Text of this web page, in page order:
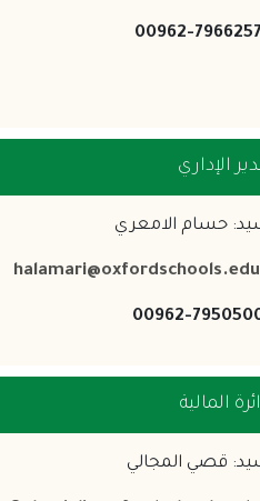
00962-
الإداري
حسام الامعري
00962-
المالية
قصي المجالي